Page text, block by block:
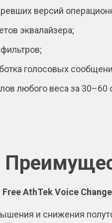
версий
эквалайзера;
голосовых
любого веса за 30–60
AthTek Voice
и снижения